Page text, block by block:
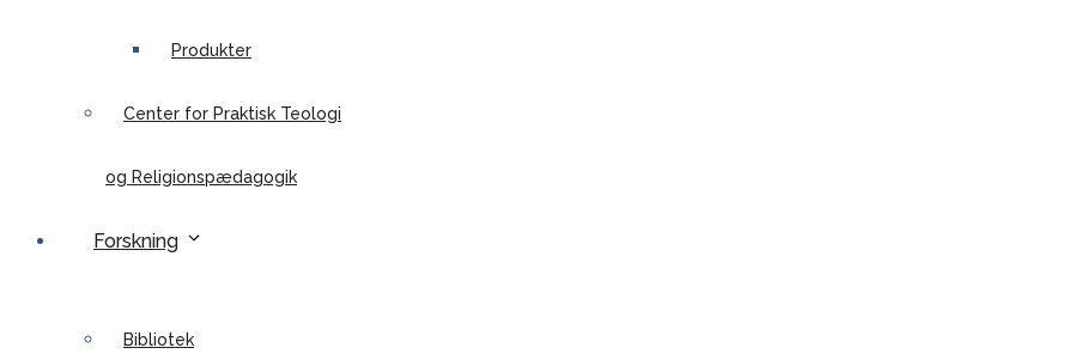
Produkter
Center for Praktisk Teologi
og Religionspædagogik
Forskning
Bibliotek